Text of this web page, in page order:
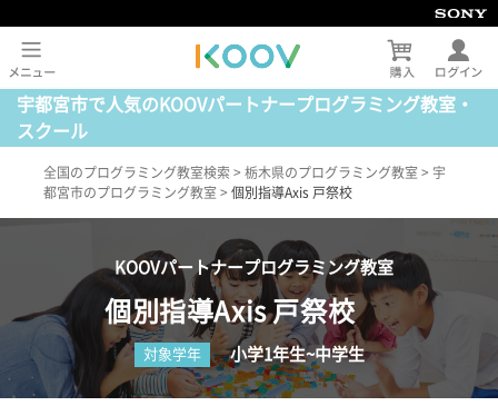
宇都宮市で人気のKOOVパートナープログラミング教室・
スクール
全国のプログラミング教室検索 > 栃木県のプログラミング教室 > 宇
都宮市のプログラミング教室 > 個別指導Axis 戸祭校
KOOVパートナープログラミング教室
個別指導Axis 戸祭校
対象学年 小学1年生~中学生